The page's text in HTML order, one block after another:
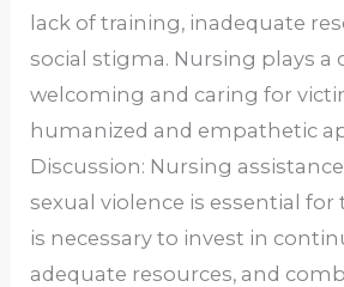
lack of training, inadequate
social stigma. Nursing plays a
welcoming and caring for
humanized and empathetic
Discussion: Nursing
sexual violence is essential for
is necessary to invest in
adequate resources, and